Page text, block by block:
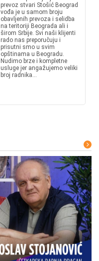
prevoz stvari Stošić Beograd
vođa je u samom broju
obavljenih prevoza i selidba
na teritoriji Beograda ali i
širom Srbije. Svi naši klijenti
rado nas preporučuju i
prisutni smo u svim
opštinama u Beogradu.
Nudimo brze i kompletne
usluge jer angažujemo veliki
broj radnika...